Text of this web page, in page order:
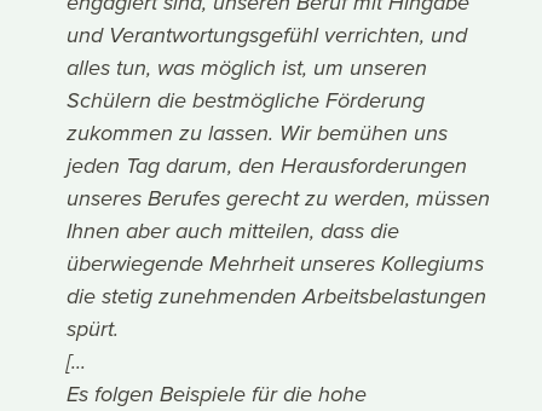
und Verantwortungsgefühl verrichten, und
alles tun, was möglich ist, um unseren
Schülern die bestmögliche Förderung
zukommen zu lassen. Wir bemühen uns
jeden Tag darum, den Herausforderungen
unseres Berufes gerecht zu werden, müssen
Ihnen aber auch mitteilen, dass die
überwiegende Mehrheit unseres Kollegiums
die stetig zunehmenden Arbeitsbelastungen
spürt.
[...
Es folgen Beispiele für die hohe